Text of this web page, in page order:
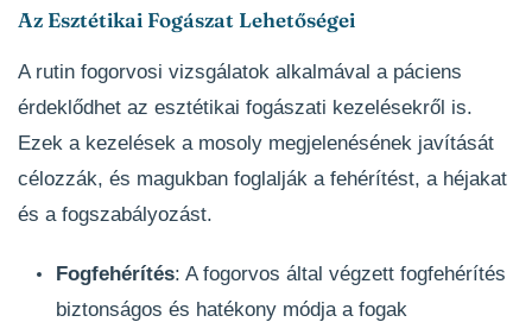
Az Esztétikai Fogászat Lehetőségei
A rutin fogorvosi vizsgálatok alkalmával a páciens
érdeklődhet az esztétikai fogászati kezelésekről is.
Ezek a kezelések a mosoly megjelenésének javítását
célozzák, és magukban foglalják a fehérítést, a héjakat
és a fogszabályozást.
Fogfehérítés: A fogorvos által végzett fogfehérítés
biztonságos és hatékony módja a fogak